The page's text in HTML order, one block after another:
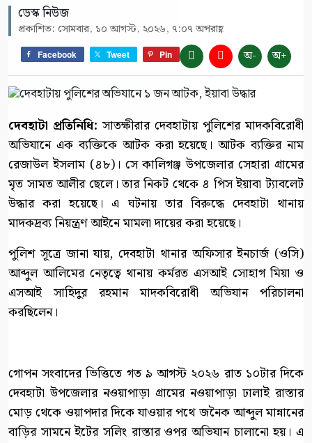
ডেস্ক নিউজ
প্রকাশিত: সোমবার, ১০ আগস্ট, ২০২৬, ৭:০৭ অপরাহ্ণ
Facebook Tweet Pin অ- অ+
দেবহাটা প্রতিনিধি: সাতক্ষীরার দেবহাটায় পুলিশের মাদকবিরোধী
অভিযানে এক ব্যক্তিকে আটক করা হয়েছে। আটক ব্যক্তির নাম
রেজাউল ইসলাম (৪৮)। সে কালিগঞ্জ উপজেলার সেহারা গ্রামের
মৃত সামত আলীর ছেলে। তার নিকট থেকে ৪ পিস ইয়াবা ট্যাবলেট
উদ্ধার করা হয়েছে। এ ঘটনায় তার বিরুদ্ধে দেবহাটা থানায়
মাদকদ্রব্য নিয়ন্ত্রণ আইনে মামলা দায়ের করা হয়েছে।
পুলিশ সূত্রে জানা যায়, দেবহাটা থানার অফিসার ইনচার্জ (ওসি)
আব্দুল আলিমের নেতৃত্বে থানায় কর্মরত এসআই সোহাগ মিয়া ও
এসআই সাহিদুর রহমান মাদকবিরোধী অভিযান পরিচালনা
করছিলেন।
গোপন সংবাদের ভিত্তিতে গত ৯ আগস্ট ২০২৬ রাত ১০টার দিকে
দেবহাটা উপজেলার নওয়াপাড়া গ্রামের নওয়াপাড়া ঢালাই রাস্তার
মোড় থেকে ওয়াপদার দিকে যাওয়ার পথে জনৈক আব্দুল মান্নানের
বাড়ির সামনে ইটের সলিং রাস্তার ওপর অভিযান চালানো হয়। এ